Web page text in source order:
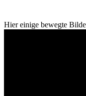
Hier einige bewegte